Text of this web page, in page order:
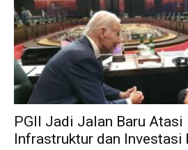
PGII Jadi Jalan Baru Atasi
Infrastruktur dan Investasi